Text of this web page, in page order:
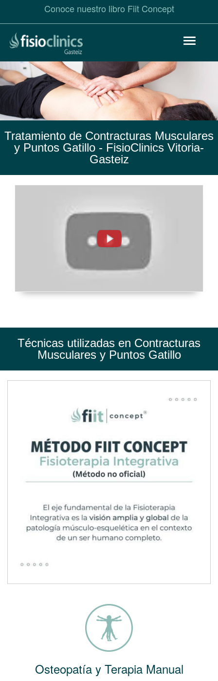
Pasar
contenido
principal
Conoce nuestro libro Fiit Concept
Toggle
Tratamiento de Contracturas Musculares
y Puntos Gatillo - FisioClinics Vitoria-
Gasteiz
Musculares
Gatillo.Tratamiento
Fisioterapia
Vitoria,
Gasteiz
Técnicas utilizadas en Contracturas
Musculares y Puntos Gatillo
Osteopatía y Terapia Manual